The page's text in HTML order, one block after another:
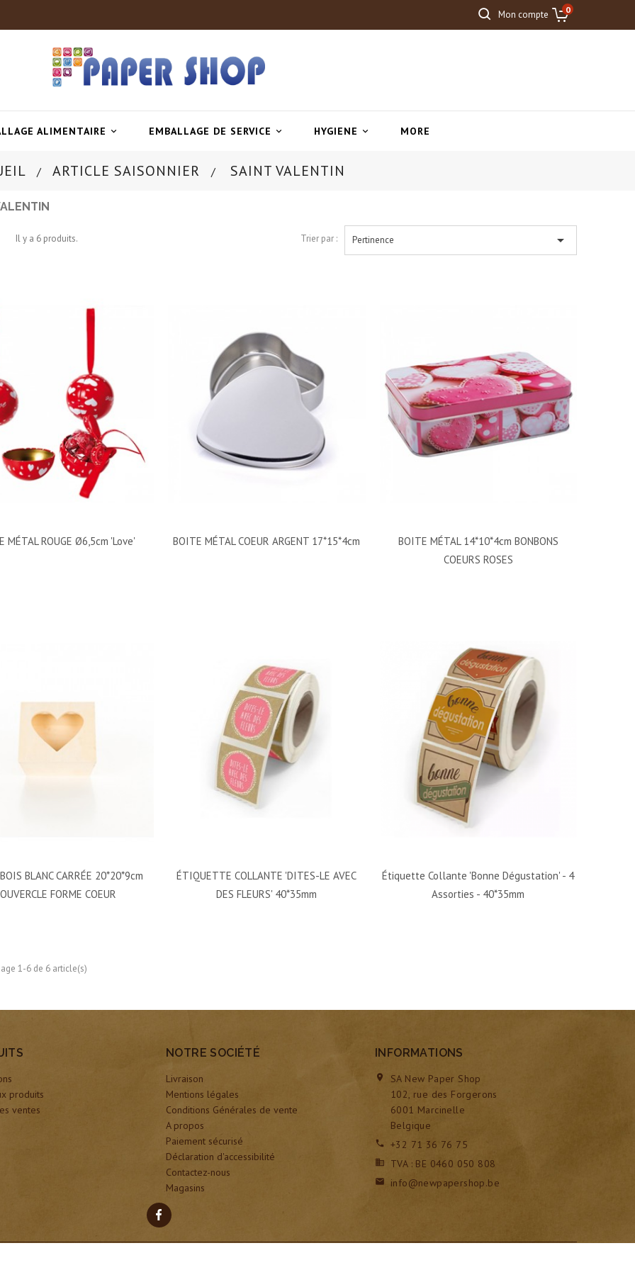
Mon compte 0

ALIMENTAIRE 
EMBALLAGE DE SERVICE 
HYGIENE MORE
ARTICLE SAISONNIER SAINT VALENTIN
Il y a 6 produits. Trier par : Pertinence 
MÉTAL ROUGE Ø6,5cm 'Love' BOITE MÉTAL COEUR ARGENT 17*15*4cm
BOITE MÉTAL 14*10*4cm BONBONS
COEURS ROSES
BLANC CARRÉE 20*20*9cm
FORME COEUR
ÉTIQUETTE COLLANTE 'DITES-LE AVEC
DES FLEURS' 40*35mm
Étiquette Collante 'Bonne Dégustation' - 4
Assorties - 40*35mm
1-6 de 6 article(s)
produits
ventes
NOTRE SOCIÉTÉ
Livraison
Mentions légales
Conditions Générales de vente
A propos
Paiement sécurisé
Déclaration d'accessibilité
Contactez-nous
Magasins
INFORMATIONS

SA New Paper Shop
102, rue des Forgerons
6001 Marcinelle
Belgique
 +32 71 36 76 75
 TVA : BE 0460 050 808
 info@newpapershop.be